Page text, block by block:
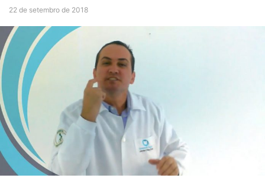
22 de setembro de 2018